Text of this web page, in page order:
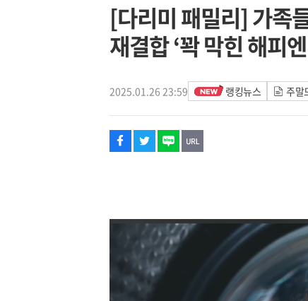
[다리미 패밀리] 가족
재결합 ‘꽉 막힌 해피
2025.01.26 23:59 랭킹뉴스 주말